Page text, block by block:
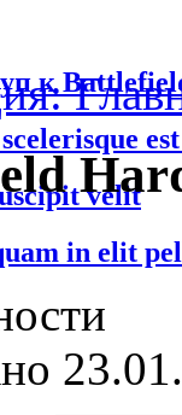
к
velit
in elit